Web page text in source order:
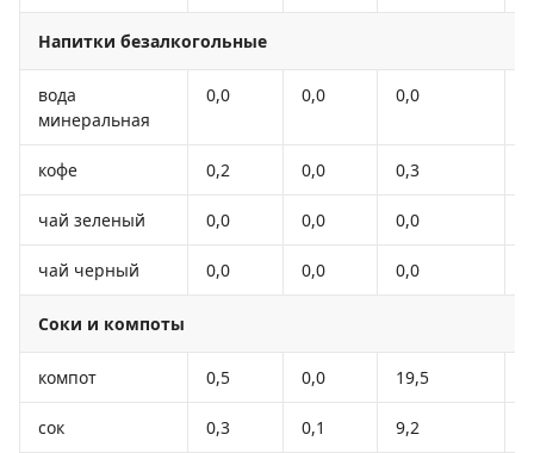
Напитки безалкогольные
вода
минеральная
0,0 0,0 0,0
кофе 0,2 0,0 0,3
чай зеленый 0,0 0,0 0,0
чай черный 0,0 0,0 0,0
Соки и компоты
компот 0,5 0,0 19,5
сок 0,3 0,1 9,2